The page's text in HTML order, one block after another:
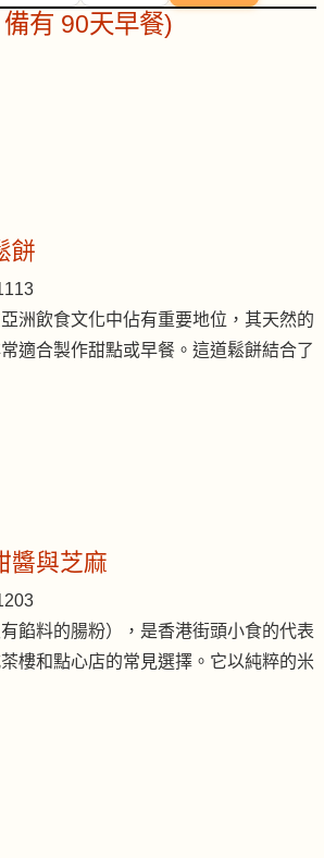
有 90天早餐)
餅
洲飲食文化中佔有重要地位，其天然的
適合製作甜點或早餐。這道鬆餅結合了
醬與芝麻
餡料的腸粉），是香港街頭小食的代表
樓和點心店的常見選擇。它以純粹的米